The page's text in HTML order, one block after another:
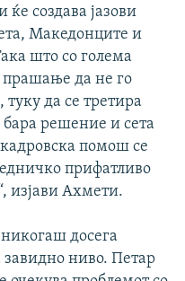
ќе создава јазови
Македонците и
што со голема
прашање да не го
да се третира
решение и сета
помош се
прифатливо
изјави Ахмети.
досега
ниво. Петар